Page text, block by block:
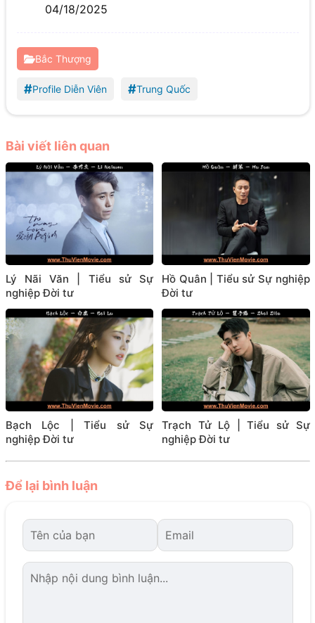
04/18/2025
Bắc Thượng
#Profile Diễn Viên #Trung Quốc
Bài viết liên quan
Lý Nãi Văn | Tiểu sử Sự
nghiệp Đời tư
Hồ Quân | Tiểu sử Sự nghiệp
Đời tư
Bạch Lộc | Tiểu sử Sự
nghiệp Đời tư
Trạch Tử Lộ | Tiểu sử Sự
nghiệp Đời tư
Để lại bình luận